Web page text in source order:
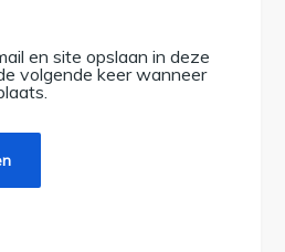
en site opslaan in deze
volgende keer wanneer